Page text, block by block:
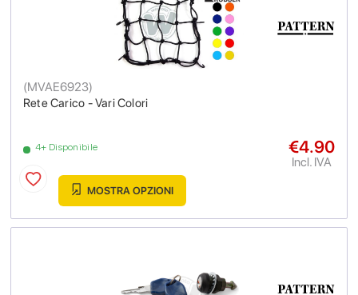
Rete Carico - Vari Colori
(MVAE6923)
4+ Disponibile €4.90
Incl. IVA
MOSTRA OPZIONI